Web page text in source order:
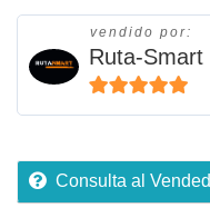
vendido por:
Ruta-Smart
5de 5
Consulta al